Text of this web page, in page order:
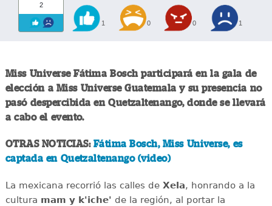
2
1 0 0 1
Miss Universe Fátima Bosch participará en la gala de
elección a Miss Universe Guatemala y su presencia no
pasó despercibida en Quetzaltenango, donde se llevará
a cabo el evento.
OTRAS NOTICIAS: Fátima Bosch, Miss Universe, es
captada en Quetzaltenango (video)
La mexicana recorrió las calles deXela, honrando a la
cultura mam y k'iche' de la región, al portar la